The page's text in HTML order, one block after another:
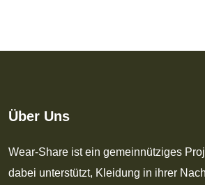
Über Uns
Wear-Share ist ein gemeinnütziges
dabei unterstützt, Kleidung in ihrer